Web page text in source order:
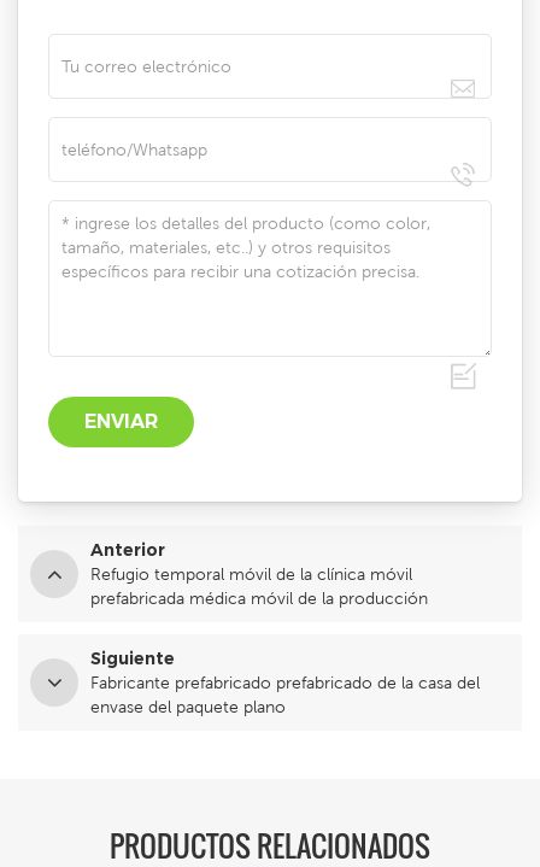
Anterior
Refugio temporal móvil de la clínica móvil
prefabricada médica móvil de la producción
Siguiente
Fabricante prefabricado prefabricado de la casa del
envase del paquete plano
PRODUCTOS RELACIONADOS